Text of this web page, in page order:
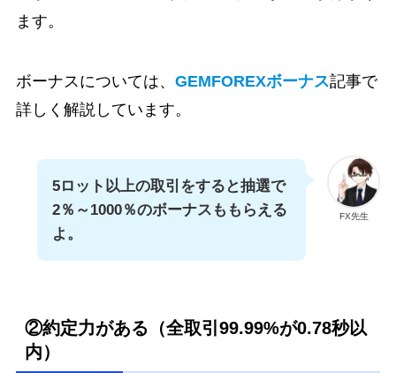
ます。
ボーナスについては、 GEMFOREXボーナス記事で
詳しく解説しています。
FX先生
5ロット以上の取引をすると抽選で
2％～1000％のボーナスももらえる
よ。
②約定力がある（全取引99.99%が0.78秒以
内）